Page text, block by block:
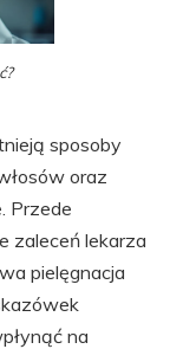
sposoby
oraz
Przede
zaleceń lekarza
pielęgnacja
na